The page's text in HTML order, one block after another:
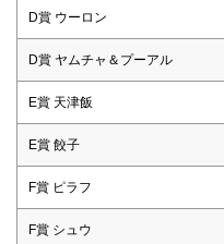
D賞 ウーロン
D賞 ヤムチャ＆プーアル
E賞 天津飯
E賞 餃子
F賞 ピラフ
F賞 シュウ